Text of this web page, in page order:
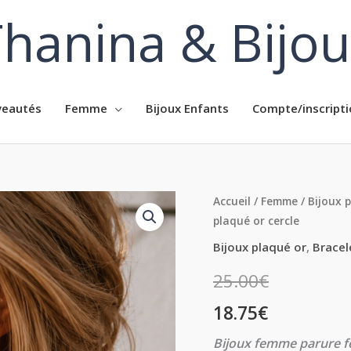
&
Femme Bijoux Enfants Compte/
Accueil / Femme / Bijoux
plaqué or cercle
Bijoux plaqué or,
25.00€
18.75€
Bijoux femme parure
quantité
de
Parure
bracelet
femme